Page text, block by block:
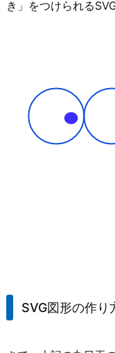
き」をつけられる
SVG図形の作り